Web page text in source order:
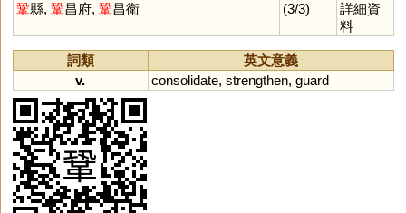
鞏縣, 鞏昌府, 鞏昌衛 (3/3)
詳細資
料
詞類
英文意義
v.
consolidate, strengthen, guard